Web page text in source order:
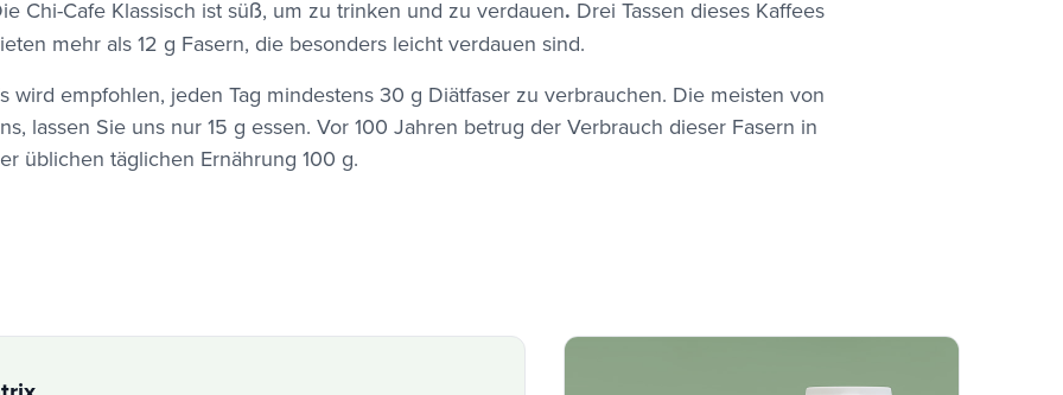
Chi-Cafe Klassisch ist süß, um zu trinken und zu verdauen. Drei Tassen dieses Kaffees
mehr als 12 g Fasern, die besonders leicht verdauen sind.
wird empfohlen, jeden Tag mindestens 30 g Diätfaser zu verbrauchen. Die meisten von
lassen Sie uns nur 15 g essen. Vor 100 Jahren betrug der Verbrauch dieser Fasern in
üblichen täglichen Ernährung 100 g.